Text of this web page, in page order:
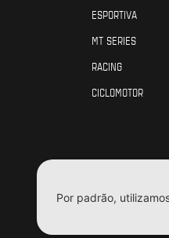
ESPORTIVA
MT SERIES
RACING
CICLOMOTOR